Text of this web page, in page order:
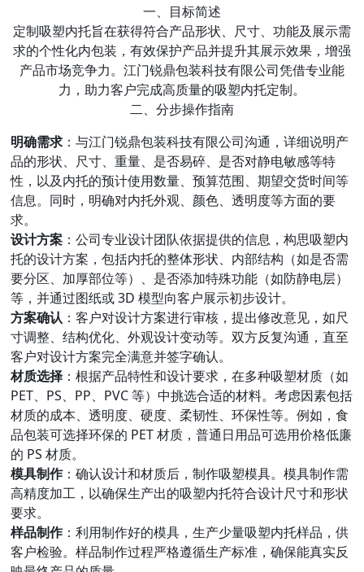
一、目标简述
定制吸塑内托旨在获得符合产品形状、尺寸、功能及展示需
求的个性化内包装，有效保护产品并提升其展示效果，增强
产品市场竞争力。江门锐鼎包装科技有限公司凭借专业能
力，助力客户完成高质量的吸塑内托定制。
二、分步操作指南
明确需求 ：与江门锐鼎包装科技有限公司沟通，详细说明产
品的形状、尺寸、重量、是否易碎、是否对静电敏感等特
性，以及内托的预计使用数量、预算范围、期望交货时间等
信息。同时，明确对内托外观、颜色、透明度等方面的要
求。
设计方案 ：公司专业设计团队依据提供的信息，构思吸塑内
托的设计方案，包括内托的整体形状、内部结构（如是否需
要分区、加厚部位等）、是否添加特殊功能（如防静电层）
等，并通过图纸或 3D 模型向客户展示初步设计。
方案确认 ：客户对设计方案进行审核，提出修改意见，如尺
寸调整、结构优化、外观设计变动等。双方反复沟通，直至
客户对设计方案完全满意并签字确认。
材质选择 ：根据产品特性和设计要求，在多种吸塑材质（如
PET、PS、PP、PVC 等）中挑选合适的材料。考虑因素包括
材质的成本、透明度、硬度、柔韧性、环保性等。例如，食
品包装可选择环保的 PET 材质，普通日用品可选用价格低廉
的 PS 材质。
模具制作：确认设计和材质后，制作吸塑模具。模具制作需
高精度加工，以确保生产出的吸塑内托符合设计尺寸和形状
要求。
样品制作：利用制作好的模具，生产少量吸塑内托样品，供
客户检验。样品制作过程严格遵循生产标准，确保能真实反